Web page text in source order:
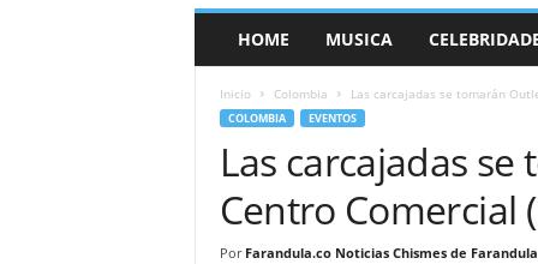
a
HOME MUSICA
Inicio Colombia Las carcajadas se tomarán
COLOMBIA EVENTOS
Las carcajadas
Centro Comercial
Por Farandula.co Noticias Chismes de